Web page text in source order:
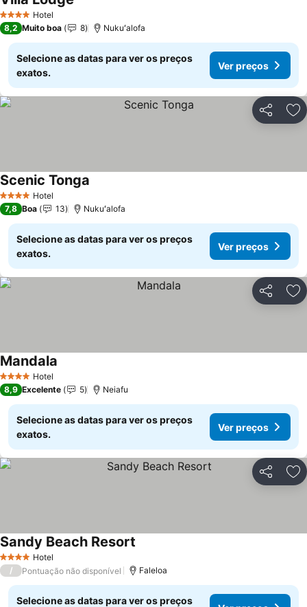
4 EstrelasHotel
8,2 Muito boa 8 Nukuʻalofa
Selecione as datas para ver os preços
exatos.
Ver preços
Partilhar
4 EstrelasHotel
Scenic Tonga
7,8 Boa 13 Nukuʻalofa
Selecione as datas para ver os preços
exatos.
Ver preços
Partilhar
4 EstrelasHotel
Mandala
8,9 Excelente 5 Neiafu
Selecione as datas para ver os preços
exatos.
Ver preços
Partilhar
4 EstrelasHotel
Sandy Beach Resort
/ Pontuação não disponível Faleloa
Selecione as datas para ver os preços